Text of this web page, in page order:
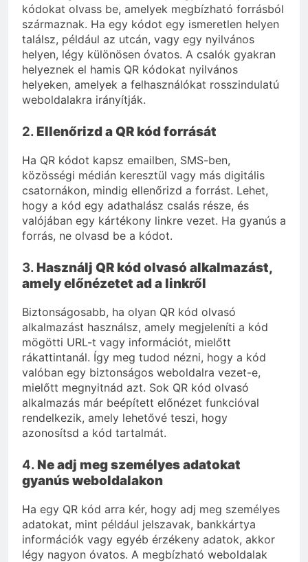
kódokat olvass be, amelyek megbízható forrásból
származnak. Ha egy kódot egy ismeretlen helyen
találsz, például az utcán, vagy egy nyilvános
helyen, légy különösen óvatos. A csalók gyakran
helyeznek el hamis QR kódokat nyilvános
helyeken, amelyek a felhasználókat rosszindulatú
weboldalakra irányítják.
2. Ellenőrizd a QR kód forrását
Ha QR kódot kapsz emailben, SMS-ben,
közösségi médián keresztül vagy más digitális
csatornákon, mindig ellenőrizd a forrást. Lehet,
hogy a kód egy adathalász csalás része, és
valójában egy kártékony linkre vezet. Ha gyanús a
forrás, ne olvasd be a kódot.
3. Használj QR kód olvasó alkalmazást,
amely előnézetet ad a linkről
Biztonságosabb, ha olyan QR kód olvasó
alkalmazást használsz, amely megjeleníti a kód
mögötti URL-t vagy információt, mielőtt
rákattintanál. Így meg tudod nézni, hogy a kód
valóban egy biztonságos weboldalra vezet-e,
mielőtt megnyitnád azt. Sok QR kód olvasó
alkalmazás már beépített előnézet funkcióval
rendelkezik, amely lehetővé teszi, hogy
azonosítsd a kód tartalmát.
4. Ne adj meg személyes adatokat
gyanús weboldalakon
Ha egy QR kód arra kér, hogy adj meg személyes
adatokat, mint például jelszavak, bankkártya
információk vagy egyéb érzékeny adatok, akkor
légy nagyon óvatos. A megbízható weboldalak